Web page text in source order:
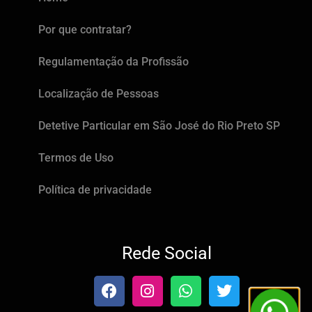
Por que contratar?
Regulamentação da Profissão
Localização de Pessoas
Detetive Particular em São José do Rio Preto SP
Termos de Uso
Política de privacidade
Rede Social